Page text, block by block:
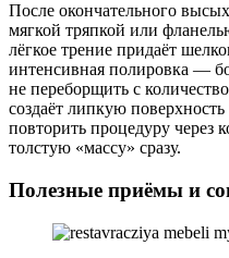
После окончательного
мягкой тряпкой или
лёгкое трение придаёт
интенсивная полировка —
не переборщить с
создаёт липкую
повторить процедуру через
толстую «массу» сразу.
Полезные приёмы и